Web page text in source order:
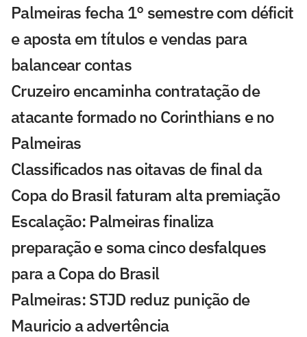
Palmeiras fecha 1° semestre com déficit
e aposta em títulos e vendas para
balancear contas
Cruzeiro encaminha contratação de
atacante formado no Corinthians e no
Palmeiras
Classificados nas oitavas de final da
Copa do Brasil faturam alta premiação
Escalação: Palmeiras finaliza
preparação e soma cinco desfalques
para a Copa do Brasil
Palmeiras: STJD reduz punição de
Mauricio a advertência